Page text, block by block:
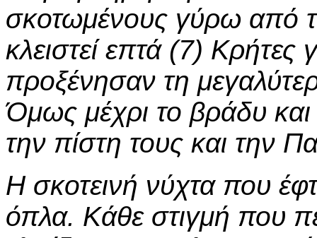
σκοτωμένους γύρω από
κλειστεί επτά (7) Κρήτες
προξένησαν τη
Όμως μέχρι το βράδυ και
την πίστη τους και την
Η σκοτεινή νύχτα που
όπλα. Κάθε στιγμή που